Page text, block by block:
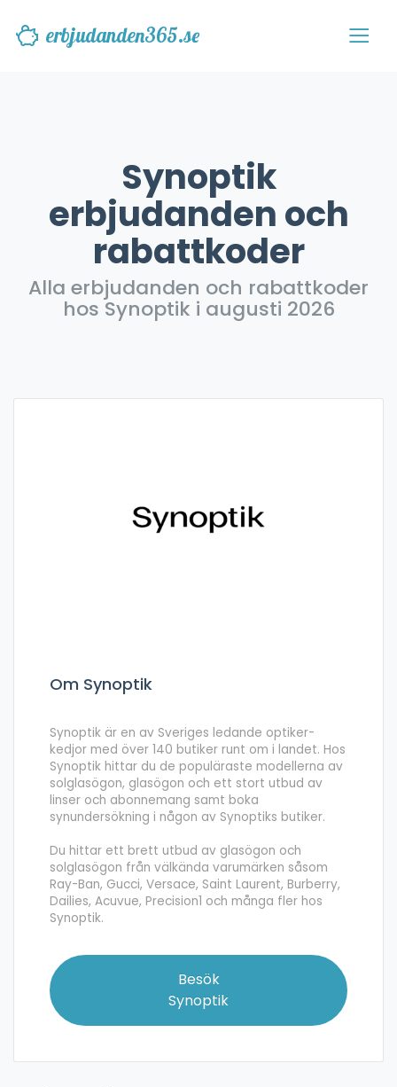
erbjudanden365.se
Synoptik
erbjudanden och
rabattkoder
Alla erbjudanden och rabattkoder
hos Synoptik i augusti 2026
Om Synoptik
Synoptik är en av Sveriges ledande optiker-
kedjor med över 140 butiker runt om i landet. Hos
Synoptik hittar du de populäraste modellerna av
solglasögon, glasögon och ett stort utbud av
linser och abonnemang samt boka
synundersökning i någon av Synoptiks butiker.
Du hittar ett brett utbud av glasögon och
solglasögon från välkända varumärken såsom
Ray-Ban, Gucci, Versace, Saint Laurent, Burberry,
Dailies, Acuvue, Precision1 och många fler hos
Synoptik.
Besök
Synoptik